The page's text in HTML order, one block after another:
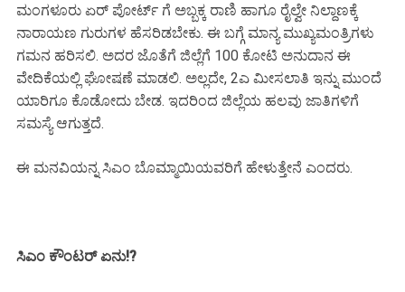
ಮಂಗಳೂರು ಏರ್ ಪೋರ್ಟ್ ಗೆ ಅಬ್ಬಕ್ಕ ರಾಣಿ ಹಾಗೂ ರೈಲ್ವೇ ನಿಲ್ದಾಣಕ್ಕೆ
ನಾರಾಯಣ ಗುರುಗಳ ಹೆಸರಿಡಬೇಕು. ಈ ಬಗ್ಗೆ ಮಾನ್ಯ ಮುಖ್ಯಮಂತ್ರಿಗಳು
ಗಮನ ಹರಿಸಲಿ. ಅದರ ಜೊತೆಗೆ ಜಿಲ್ಲೆಗೆ 100 ಕೋಟಿ ಅನುದಾನ ಈ
ವೇದಿಕೆಯಲ್ಲಿ ಘೋಷಣೆ ಮಾಡಲಿ. ಅಲ್ಲದೇ, 2ಎ ಮೀಸಲಾತಿ ಇನ್ನು ‌ಮುಂದೆ
ಯಾರಿಗೂ ಕೊಡೋದು ಬೇಡ. ಇದರಿಂದ ಜಿಲ್ಲೆಯ ಹಲವು ಜಾತಿಗಳಿಗೆ
ಸಮಸ್ಯೆ ಆಗುತ್ತದೆ.
ಈ ಮನವಿಯನ್ನ ಸಿಎಂ ಬೊಮ್ಮಾಯಿಯವರಿಗೆ ಹೇಳುತ್ತೇನೆ ಎಂದರು‌‌.
ಸಿಎಂ ಕೌಂಟರ್ ಏನು!?